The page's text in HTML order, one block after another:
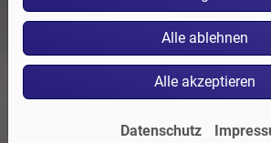
Alle ablehnen
Alle akzeptieren
Datenschutz